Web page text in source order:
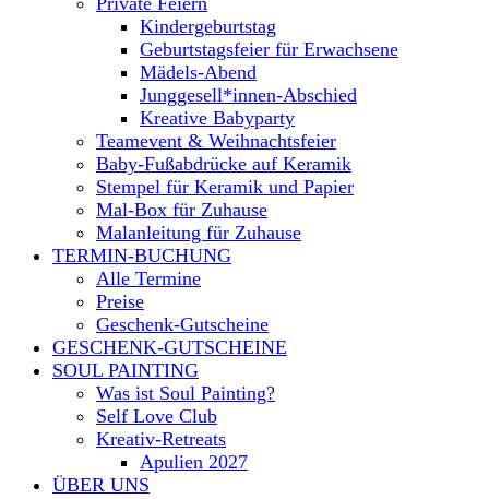
Kindergeburtstag
Geburtstagsfeier für Erwachsene
Mädels-Abend
Junggesell*innen-Abschied
Kreative Babyparty
Teamevent & Weihnachtsfeier
Baby-Fußabdrücke auf Keramik
Stempel für Keramik und Papier
Mal-Box für Zuhause
Malanleitung für Zuhause
TERMIN-BUCHUNG
Alle Termine
Preise
Geschenk-Gutscheine
GESCHENK-GUTSCHEINE
SOUL PAINTING
Was ist Soul Painting?
Self Love Club
Kreativ-Retreats
Apulien 2027
ÜBER UNS